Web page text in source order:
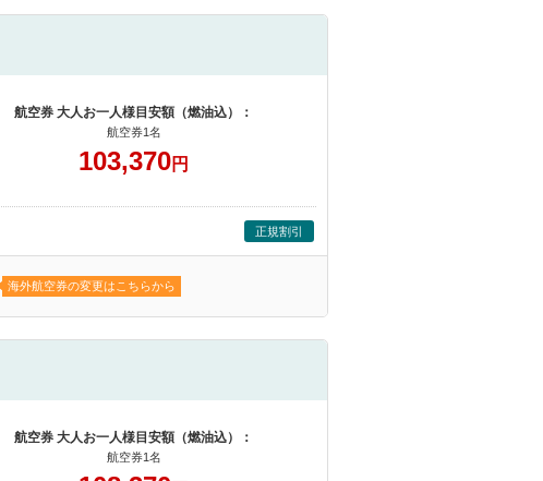
航空券 大人お一人様目安額（燃油込）：
航空券1名
103,370円
正規割引
海外航空券の変更はこちらから
航空券 大人お一人様目安額（燃油込）：
航空券1名